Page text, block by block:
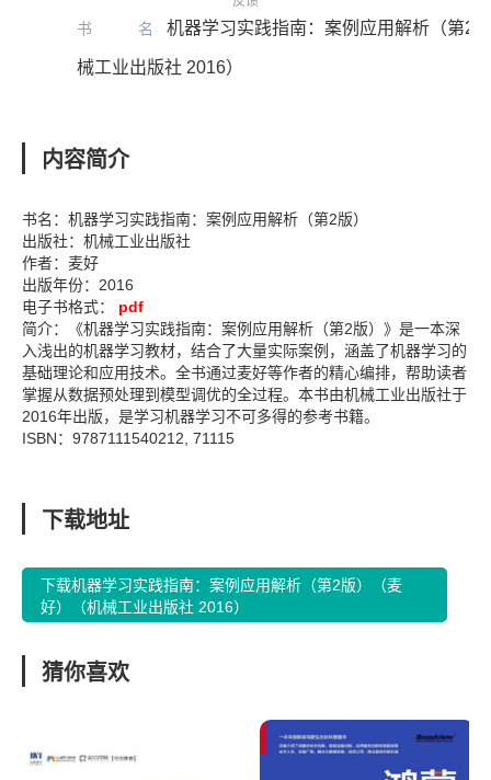
书名 机器学习实践指南：案例应用解析（第2
械工业出版社 2016）
内容简介
书名：机器学习实践指南：案例应用解析（第2版）
出版社：机械工业出版社
作者：麦好
出版年份：2016
电子书格式：
pdf
简介：《机器学习实践指南：案例应用解析（第2版）》是一本深
入浅出的机器学习教材，结合了大量实际案例，涵盖了机器学习的
基础理论和应用技术。全书通过麦好等作者的精心编排，帮助读者
掌握从数据预处理到模型调优的全过程。本书由机械工业出版社于
2016年出版，是学习机器学习不可多得的参考书籍。
ISBN：9787111540212, 71115
下载地址
下载机器学习实践指南：案例应用解析（第2版）（麦
好）（机械工业出版社 2016）
猜你喜欢